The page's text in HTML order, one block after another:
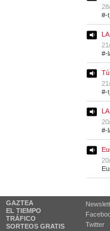
#-
#-
#-
#-
GAZTEA
EL TIEMPO
TRÁFICO
SORTEOS GRATIS
Twitter